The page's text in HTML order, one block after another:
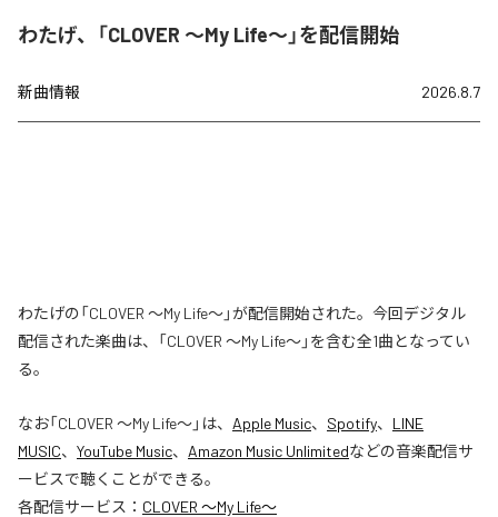
わたげ、「CLOVER ～My Life～」を配信開始
新曲情報 2026.8.7
わたげの「CLOVER ～My Life～」が配信開始された。今回デジタル
配信された楽曲は、「CLOVER ～My Life～」を含む全1曲となってい
る。
なお「CLOVER ～My Life～」は、 Apple Music、 Spotify、 LINE
MUSIC、 YouTube Music、 Amazon Music Unlimitedなどの音楽配信サ
ービスで聴くことができる。
各配信サービス： CLOVER ～My Life～